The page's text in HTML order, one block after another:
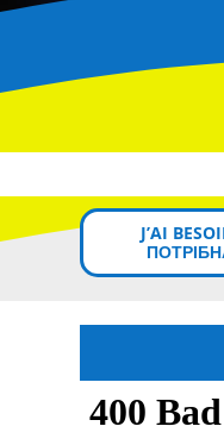
J’AI